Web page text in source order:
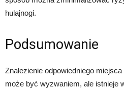
hulajnogi.
Podsumowanie
Znalezienie odpowiedniego
może być wyzwaniem, ale istnieje